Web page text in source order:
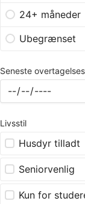
24+ måneder
Ubegrænset
Seneste
Livsstil
Husdyr tilladt
Seniorvenlig
Kun for